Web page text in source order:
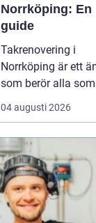
Norrköping: En
guide
Takrenovering i
Norrköping är ett
som berör alla som
hus, radhus eller
flerfamiljshus i
viktigaste skydd mot
regn, snö och fukt,
en i tid genomförd
renovering kan sp...
04 augusti 2026